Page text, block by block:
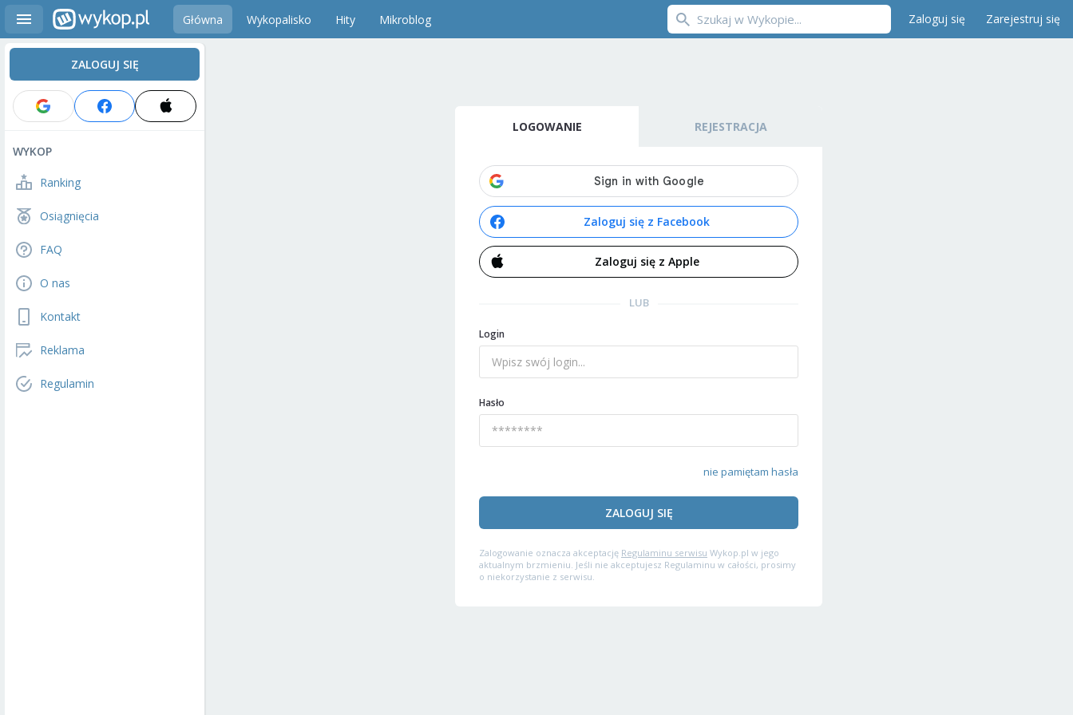
Główna Wykopalisko Hity Mikroblog Zaloguj się Zarejestruj się
ZALOGUJ SIĘ
WYKOP
Ranking
Osiągnięcia
FAQ
O nas
Kontakt
Reklama
Regulamin
LOGOWANIE REJESTRACJA
Zaloguj się z Facebook
Zaloguj się z Apple
LUB
Login
Hasło
nie pamiętam hasła
ZALOGUJ SIĘ
Zalogowanie oznacza akceptację Regulaminu serwisu Wykop.pl w jego
aktualnym brzmieniu. Jeśli nie akceptujesz Regulaminu w całości, prosimy
o niekorzystanie z serwisu.